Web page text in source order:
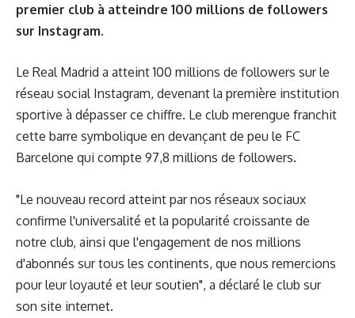
premier club à atteindre 100 millions de followers
sur Instagram.
Le Real Madrid a atteint 100 millions de followers sur le
réseau social Instagram, devenant la première institution
sportive à dépasser ce chiffre. Le club merengue franchit
cette barre symbolique en devançant de peu le FC
Barcelone qui compte 97,8 millions de followers.
"Le nouveau record atteint par nos réseaux sociaux
confirme l'universalité et la popularité croissante de
notre club, ainsi que l'engagement de nos millions
d'abonnés sur tous les continents, que nous remercions
pour leur loyauté et leur soutien", a déclaré le club sur
son site internet.